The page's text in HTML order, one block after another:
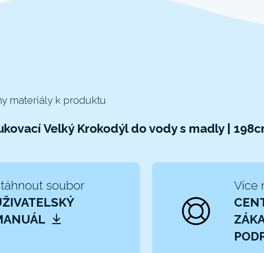
materiály k produktu
Velký Krokodýl do vody s madly |
soubor
Více